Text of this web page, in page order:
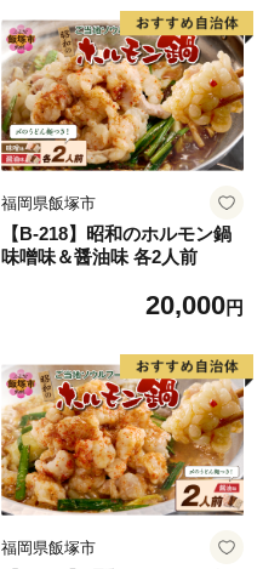
福岡県飯塚市
【B-218】昭和のホルモン鍋
味噌味＆醤油味 各2人前
20,000円
福岡県飯塚市